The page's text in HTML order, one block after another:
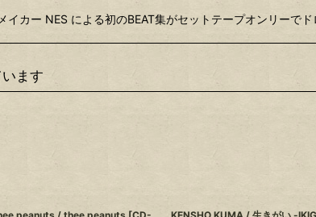
カー NES による初のBEAT集がセットテープオンリーで
ます